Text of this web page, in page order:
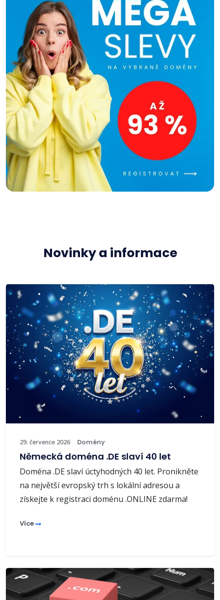
Novinky a informace
29. července 2026 Domény
Německá doména .DE slaví 40 let
Doména .DE slaví úctyhodných 40 let. Pronikněte
na největší evropský trh s lokální adresou a
získejte k registraci doménu .ONLINE zdarma!
Více